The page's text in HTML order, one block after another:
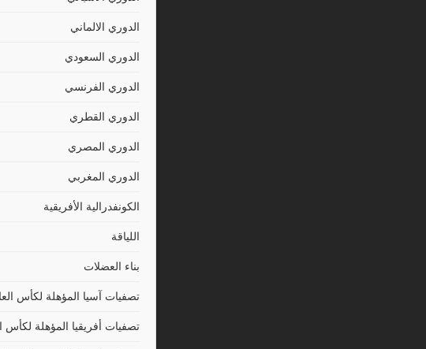
الدوري الالماني
الدوري السعودي
الدوري الفرنسي
الدوري القطري
الدوري المصري
الدوري المغربي
الكونفدرالية الأفريقية
اللياقة
بناء العضلات
تصفيات آسيا المؤهلة لكأس
تصفيات أفريقيا المؤهلة لكأس